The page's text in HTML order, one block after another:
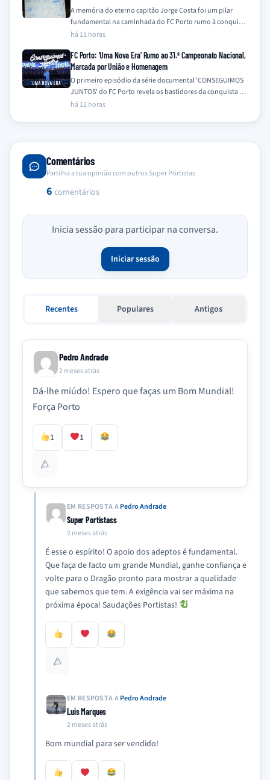
A memória do eterno capitão Jorge Costa foi um pilar
fundamental na caminhada do FC Porto rumo à conquista
do título da…
há 11 horas
FC Porto: ‘Uma Nova Era’ Rumo ao 31.º Campeonato Nacional,
Marcada por União e Homenagem
O primeiro episódio da série documental 'CONSEGUIMOS
JUNTOS' do FC Porto revela os bastidores da conquista do
31.º Campeonato Nacional na época…
há 12 horas
Comentários
Partilha a tua opinião com outros Super Portistas
6 comentários
Inicia sessão para participar na conversa.
Iniciar sessão
Recentes Populares Antigos
Pedro Andrade
2 meses atrás
Dá-lhe miúdo! Espero que faças um Bom Mundial!
Força Porto
1 1
EM RESPOSTA APedro Andrade
Super Portistass
2 meses atrás
É esse o espírito! O apoio dos adeptos é fundamental.
Que faça de facto um grande Mundial, ganhe confiança e
volte para o Dragão pronto para mostrar a qualidade
que sabemos que tem. A exigência vai ser máxima na
próxima época! Saudações Portistas!
EM RESPOSTA APedro Andrade
Luis Marques
2 meses atrás
Bom mundial para ser vendido!